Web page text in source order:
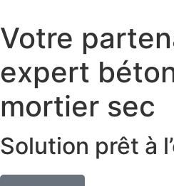
Votre
expert
mortier sec
Solution prêt à